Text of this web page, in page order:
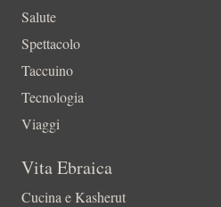
Salute
Spettacolo
Taccuino
Tecnologia
Viaggi
Vita Ebraica
Cucina e Kasherut